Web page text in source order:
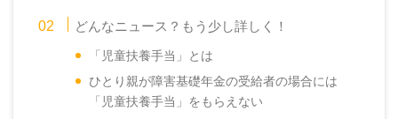
どんなニュース？もう少し詳しく！
「児童扶養手当」とは
ひとり親が障害基礎年金の受給者の場合には
「児童扶養手当」をもらえない